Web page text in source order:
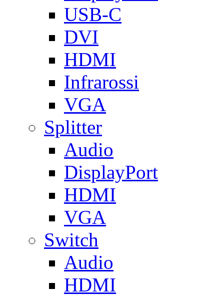
USB-C
DVI
HDMI
Infrarossi
VGA
Splitter
Audio
DisplayPort
HDMI
VGA
Switch
Audio
HDMI